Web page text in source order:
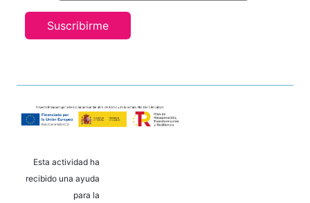
Suscribirme
Esta actividad ha
recibido una ayuda
para la